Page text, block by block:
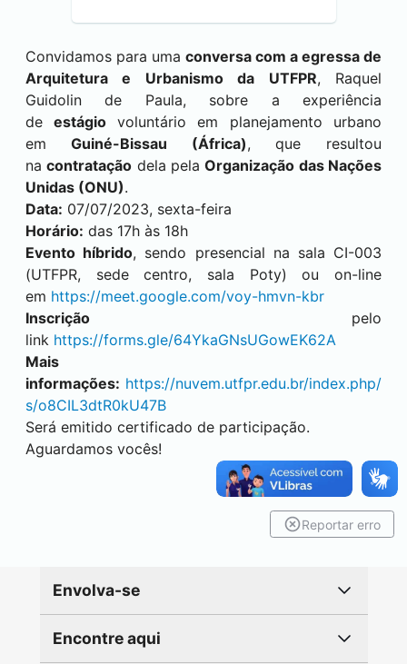
Convidamos para uma conversa com a egressa de
Arquitetura e Urbanismo da UTFPR, Raquel
Guidolin de Paula, sobre a experiência
deestágio voluntário em planejamento urbano
em Guiné-Bissau (África), que resultou
nacontratação dela pelaOrganização das Nações
Unidas (ONU).
Data: 07/07/2023, sexta-feira
Horário: das 17h às 18h
Evento híbrido, sendo presencial na sala CI-003
(UTFPR, sede centro, sala Poty) ou on-line
em https://meet.google.com/voy-hmvn-kbr
Inscrição pelo
link https://forms.gle/64YkaGNsUGowEK62A
Mais
informações: https://nuvem.utfpr.edu.br/index.php/
s/o8CIL3dtR0kU47B
Será emitido certificado de participação.
Aguardamos vocês!
Reportar erro
Envolva-se
Encontre aqui